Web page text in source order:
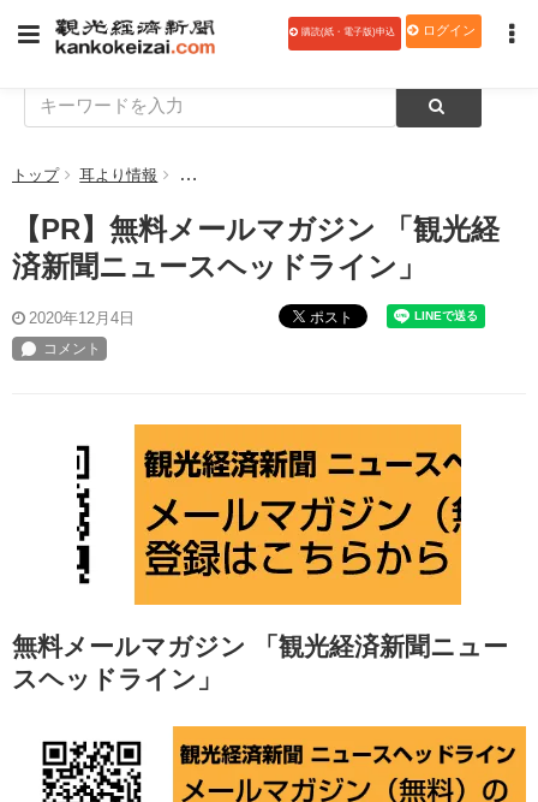
購読(紙・電子版)申込 ログイン
トップ 耳より情報 【PR】無料メールマガジン 「観光経済新聞ニュ
【PR】無料メールマガジン 「観光経
済新聞ニュースヘッドライン」
2020年12月4日 ポスト
無料メールマガジン 「観光経済新聞ニュー
スヘッドライン」